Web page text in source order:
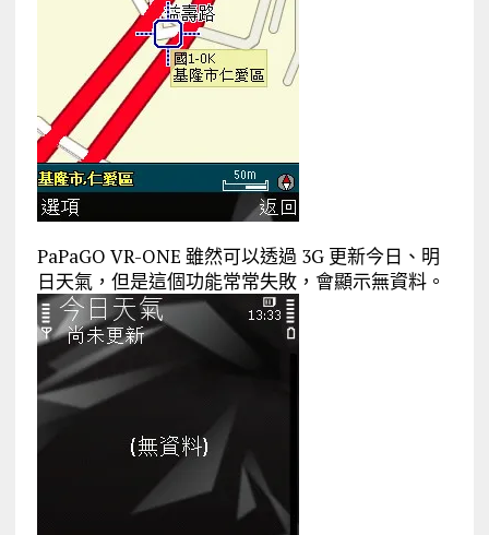
PaPaGO VR-ONE 雖然可以透過 3G 更新今日、明
日天氣，但是這個功能常常失敗，會顯示無資料。